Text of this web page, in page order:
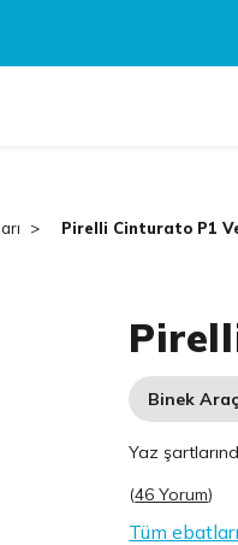
Pirelli Cinturato P1
Binek
Yaz
(46 Yorum)
Tüm